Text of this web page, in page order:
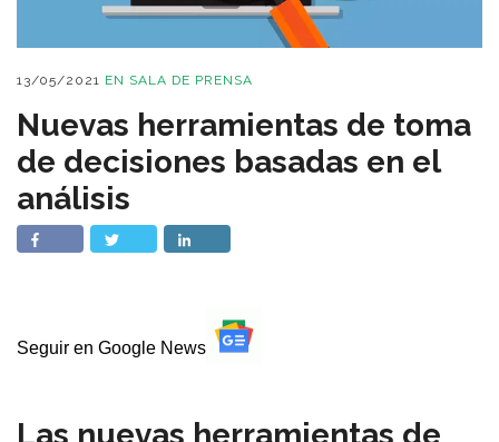
13/05/2021 EN SALA DE PRENSA
Nuevas herramientas de toma
de decisiones basadas en el
análisis
Seguir en Google News